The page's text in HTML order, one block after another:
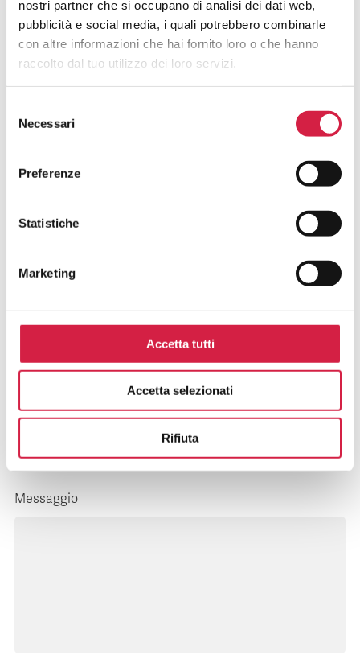
nostri partner che si occupano di analisi dei dati web,
pubblicità e social media, i quali potrebbero combinarle
con altre informazioni che hai fornito loro o che hanno
raccolto dal tuo utilizzo dei loro servizi.
delNecessari
Preferenze
Statistiche
Marketing
Accetta tutti
Accetta selezionati
Rifiuta
Popolazione?
Hai avuto un’esperienza in questa
struttura e desideri inviarci un tuo
La tua opinione è fondamentale per noi! Scrivi una
servizi degli ospedali con il Bollino Rosa.
Nome e cognome*
E-mail*
Messaggio